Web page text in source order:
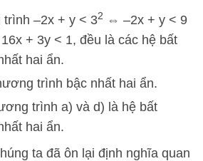
–2x + y < 32 ⇔ –2x + y < 9
+ 3y < 1, đều là các hệ bất
hai ẩn.
trình bậc nhất hai ẩn.
trình a) và d) là hệ bất
hai ẩn.
ta đã ôn lại định nghĩa quan